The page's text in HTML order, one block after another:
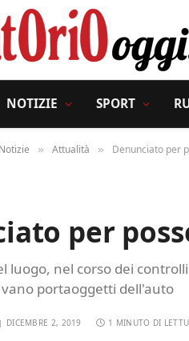
NOTIZIE SPORT
Notizie » Attualità » Denunciato per
per
luogo, nel corso dei
portaoggetti dell'auto
DICEMBRE 2, 2019 1 MINUTO DI